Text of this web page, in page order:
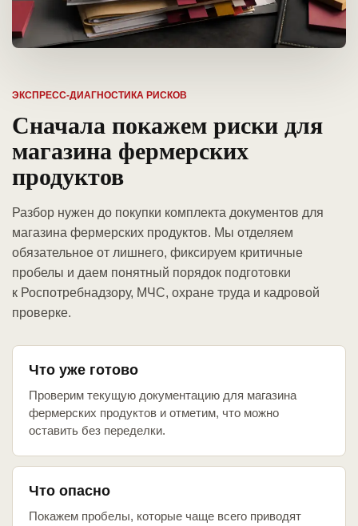
ЭКСПРЕСС-ДИАГНОСТИКА РИСКОВ
Сначала покажем риски для
магазина фермерских
продуктов
Разбор нужен до покупки комплекта документов для
магазина фермерских продуктов. Мы отделяем
обязательное от лишнего, фиксируем критичные
пробелы и даем понятный порядок подготовки
к Роспотребнадзору, МЧС, охране труда и кадровой
проверке.
Что уже готово
Проверим текущую документацию для магазина
фермерских продуктов и отметим, что можно
оставить без переделки.
Что опасно
Покажем пробелы, которые чаще всего приводят